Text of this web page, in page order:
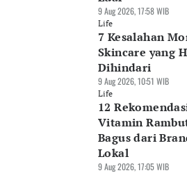
9 Aug 2026, 17:58 WIB
Life
7 Kesalahan
Skincare yang
Dihindari
9 Aug 2026, 10:51 WIB
Life
12
Vitamin
Bagus dari
Lokal
9 Aug 2026, 17:05 WIB